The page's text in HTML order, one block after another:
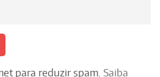
para reduzir spam. Saiba